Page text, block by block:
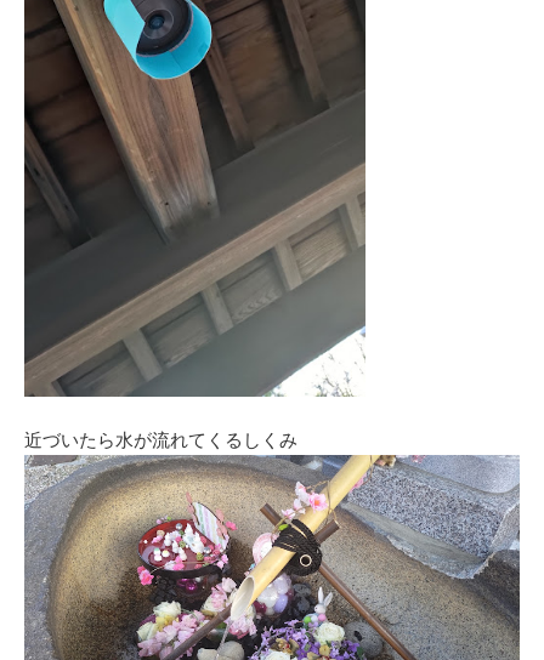
近づいたら水が流れてくるしくみ